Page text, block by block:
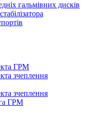
гальмівних дисків
ГРМ
зчеплення
зчеплення
ГРМ